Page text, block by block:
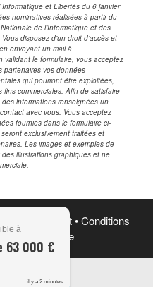
et Libertés du 6 janvier
nominatives réalisées à partir du
de l’Informatique et des
disposez d’un droit d’accès et
envoyant un mail à
validant le formulaire, vous acceptez
partenaires vos données
qui pourront être exploitées,
commerciales. Afin de satisfaire
informations renseignées un
avec vous. Vous acceptez
fournies dans le formulaire ci-
exclusivement traitées et
Les images et exemples de
illustrations graphiques et ne
Contact•Conditions
Interdite
à
63 000 €
il y a 2 minutes